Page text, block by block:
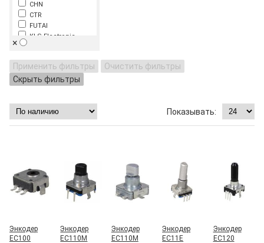
CHN
CTR
FUTAI
KLS Electronic
Panasonic
×
Применить фильтры
Очистить фильтры
Скрыть фильтры
Энкодер
EC100
Энкодер
EC110M
Энкодер
EC110M
Энкодер
EC11E
Энкодер
EC120